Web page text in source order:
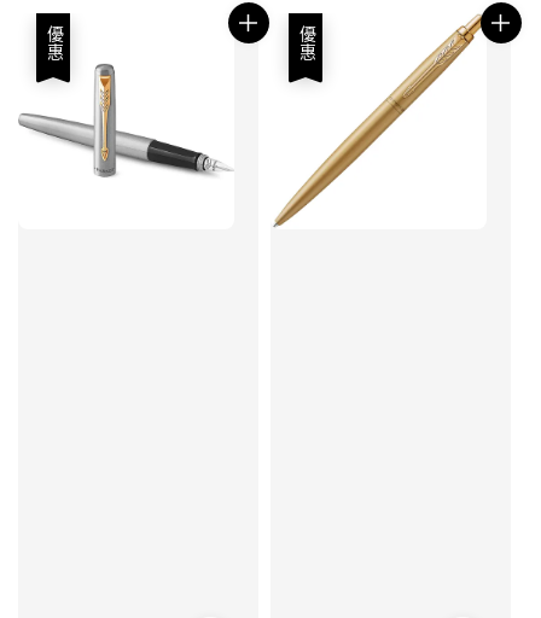
優惠 優惠